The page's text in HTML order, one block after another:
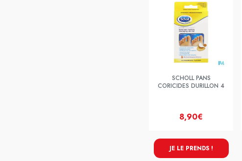
SCHOLL PANS
CORICIDES DURILLON 4
8,90€
JE LE PRENDS !